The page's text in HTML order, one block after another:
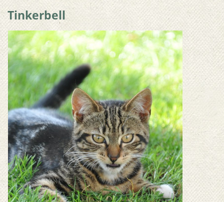
Tinkerbell